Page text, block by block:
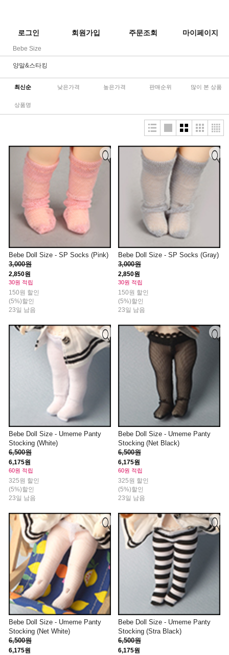
로그인 회원가입 주문조회 마이페이지
Bebe Size
양말&스타킹
최신순 낮은가격 높은가격 판매순위 많이 본 상품
상품명
Bebe Doll Size - SP Socks (Pink)
3,000원
2,850원
30원 적립
150원 할인
(5%)할인
23일 남음
Bebe Doll Size - SP Socks (Gray)
3,000원
2,850원
30원 적립
150원 할인
(5%)할인
23일 남음
Bebe Doll Size - Umeme Panty
Stocking (White)
6,500원
6,175원
60원 적립
325원 할인
(5%)할인
23일 남음
Bebe Doll Size - Umeme Panty
Stocking (Net Black)
6,500원
6,175원
60원 적립
325원 할인
(5%)할인
23일 남음
Bebe Doll Size - Umeme Panty
Stocking (Net White)
6,500원
6,175원
Bebe Doll Size - Umeme Panty
Stocking (Stra Black)
6,500원
6,175원